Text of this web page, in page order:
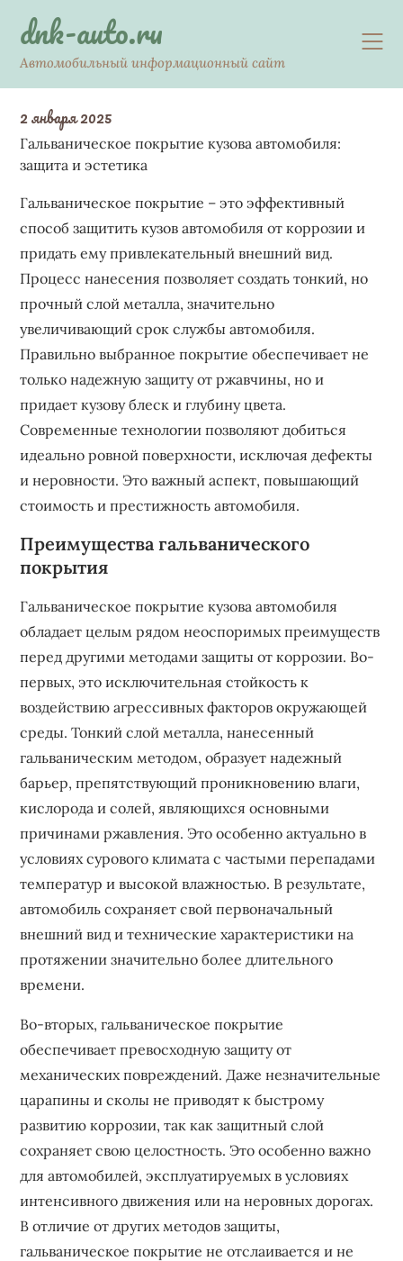
contentdnk-auto.ru
Автомобильный информационный сайт
2 января 2025
Гальваническое покрытие кузова автомобиля:
защита и эстетика
Гальваническое покрытие – это эффективный
способ защитить кузов автомобиля от коррозии и
придать ему привлекательный внешний вид.
Процесс нанесения позволяет создать тонкий‚ но
прочный слой металла‚ значительно
увеличивающий срок службы автомобиля.
Правильно выбранное покрытие обеспечивает не
только надежную защиту от ржавчины‚ но и
придает кузову блеск и глубину цвета.
Современные технологии позволяют добиться
идеально ровной поверхности‚ исключая дефекты
и неровности. Это важный аспект‚ повышающий
стоимость и престижность автомобиля.
Преимущества гальванического
покрытия
Гальваническое покрытие кузова автомобиля
обладает целым рядом неоспоримых преимуществ
перед другими методами защиты от коррозии. Во-
первых‚ это исключительная стойкость к
воздействию агрессивных факторов окружающей
среды. Тонкий слой металла‚ нанесенный
гальваническим методом‚ образует надежный
барьер‚ препятствующий проникновению влаги‚
кислорода и солей‚ являющихся основными
причинами ржавления. Это особенно актуально в
условиях сурового климата с частыми перепадами
температур и высокой влажностью. В результате‚
автомобиль сохраняет свой первоначальный
внешний вид и технические характеристики на
протяжении значительно более длительного
времени.
Во-вторых‚ гальваническое покрытие
обеспечивает превосходную защиту от
механических повреждений. Даже незначительные
царапины и сколы не приводят к быстрому
развитию коррозии‚ так как защитный слой
сохраняет свою целостность. Это особенно важно
для автомобилей‚ эксплуатируемых в условиях
интенсивного движения или на неровных дорогах.
В отличие от других методов защиты‚
гальваническое покрытие не отслаивается и не